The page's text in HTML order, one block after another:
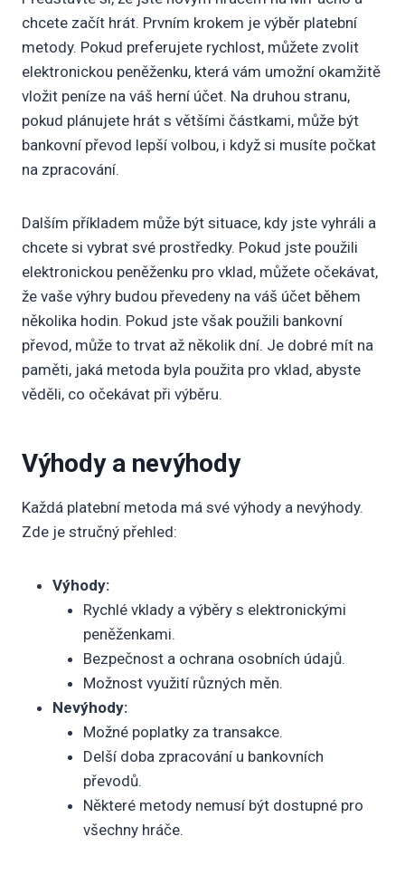
chcete začít hrát. Prvním krokem je výběr platební
metody. Pokud preferujete rychlost, můžete zvolit
elektronickou peněženku, která vám umožní okamžitě
vložit peníze na váš herní účet. Na druhou stranu,
pokud plánujete hrát s většími částkami, může být
bankovní převod lepší volbou, i když si musíte počkat
na zpracování.
Dalším příkladem může být situace, kdy jste vyhráli a
chcete si vybrat své prostředky. Pokud jste použili
elektronickou peněženku pro vklad, můžete očekávat,
že vaše výhry budou převedeny na váš účet během
několika hodin. Pokud jste však použili bankovní
převod, může to trvat až několik dní. Je dobré mít na
paměti, jaká metoda byla použita pro vklad, abyste
věděli, co očekávat při výběru.
Výhody a nevýhody
Každá platební metoda má své výhody a nevýhody.
Zde je stručný přehled:
Výhody:
Rychlé vklady a výběry s elektronickými
peněženkami.
Bezpečnost a ochrana osobních údajů.
Možnost využití různých měn.
Nevýhody:
Možné poplatky za transakce.
Delší doba zpracování u bankovních
převodů.
Některé metody nemusí být dostupné pro
všechny hráče.